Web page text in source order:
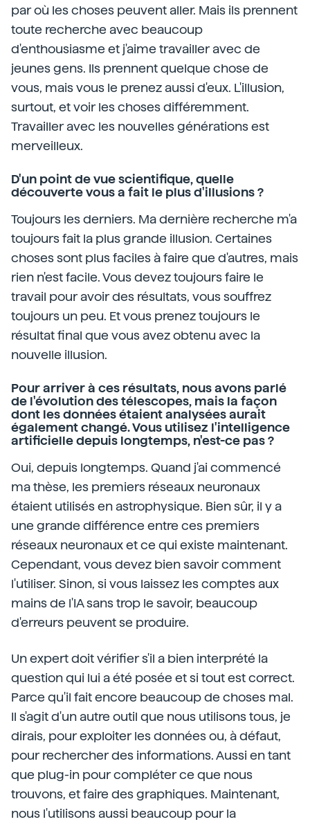
par où les choses peuvent aller. Mais ils prennent
toute recherche avec beaucoup
d'enthousiasme et j'aime travailler avec de
jeunes gens. Ils prennent quelque chose de
vous, mais vous le prenez aussi d'eux. L'illusion,
surtout, et voir les choses différemment.
Travailler avec les nouvelles générations est
merveilleux.
D'un point de vue scientifique, quelle
découverte vous a fait le plus d'illusions ?
Toujours les derniers. Ma dernière recherche m'a
toujours fait la plus grande illusion. Certaines
choses sont plus faciles à faire que d'autres, mais
rien n'est facile. Vous devez toujours faire le
travail pour avoir des résultats, vous souffrez
toujours un peu. Et vous prenez toujours le
résultat final que vous avez obtenu avec la
nouvelle illusion.
Pour arriver à ces résultats, nous avons parlé
de l'évolution des télescopes, mais la façon
dont les données étaient analysées aurait
également changé. Vous utilisez l'intelligence
artificielle depuis longtemps, n'est-ce pas ?
Oui, depuis longtemps. Quand j'ai commencé
ma thèse, les premiers réseaux neuronaux
étaient utilisés en astrophysique. Bien sûr, il y a
une grande différence entre ces premiers
réseaux neuronaux et ce qui existe maintenant.
Cependant, vous devez bien savoir comment
l'utiliser. Sinon, si vous laissez les comptes aux
mains de l'IA sans trop le savoir, beaucoup
d'erreurs peuvent se produire.
Un expert doit vérifier s'il a bien interprété la
question qui lui a été posée et si tout est correct.
Parce qu'il fait encore beaucoup de choses mal.
Il s'agit d'un autre outil que nous utilisons tous, je
dirais, pour exploiter les données ou, à défaut,
pour rechercher des informations. Aussi en tant
que plug-in pour compléter ce que nous
trouvons, et faire des graphiques. Maintenant,
nous l'utilisons aussi beaucoup pour la